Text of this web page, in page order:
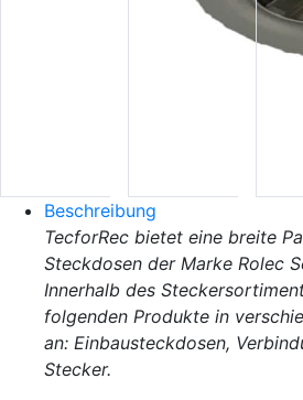
Beschreibung
TecforRec bietet eine breite
Steckdosen der Marke Rolec
Innerhalb des
folgenden Produkte in
an: Einbausteckdosen,
Stecker.